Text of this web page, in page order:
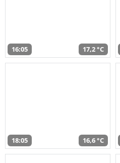
16:05 17,2 °C
18:05 16,6 °C